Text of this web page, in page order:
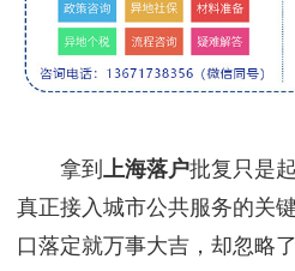
服
务
客
户
案
例
拿到 上海落户批复只是
真正接入城市公共服务的关
口落定就万事大吉，却忽略